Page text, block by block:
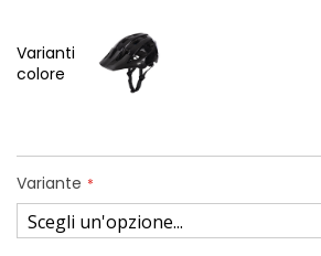
Varianti
colore
Variante